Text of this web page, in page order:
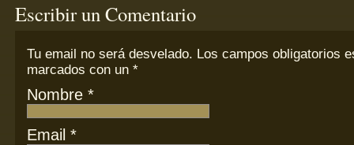
Escribir un Comentario
Tu email noserá desvelado. Los campos obligatorios
marcados con un *
Nombre *
Email *